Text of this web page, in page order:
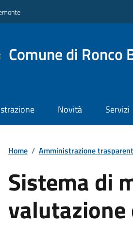
Comune di Ronco
Novità Servizi
Home / Amministrazione
Sistema di